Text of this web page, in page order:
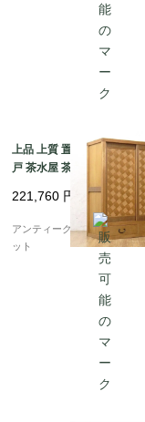
上品 上質 置水屋 網代
戸 茶水屋 茶道 古民具
古民家 日本製 アンティ
ーク家具
221,760 円
アンティークブルーパロ
ット